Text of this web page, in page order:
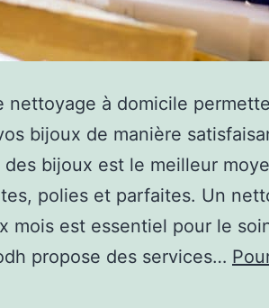
nettoyage à domicile
bijoux de manière
bijoux est le meilleur
polies et parfaites. Un
mois est essentiel pour le
propose des services…